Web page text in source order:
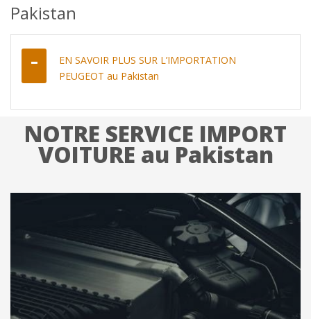
Pakistan
EN SAVOIR PLUS SUR L’IMPORTATION
PEUGEOT au Pakistan
NOTRE SERVICE IMPORT
VOITURE au Pakistan